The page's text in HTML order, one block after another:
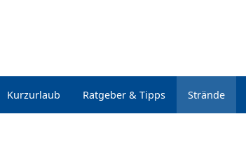
Kurzurlaub Ratgeber & Tipps Strände